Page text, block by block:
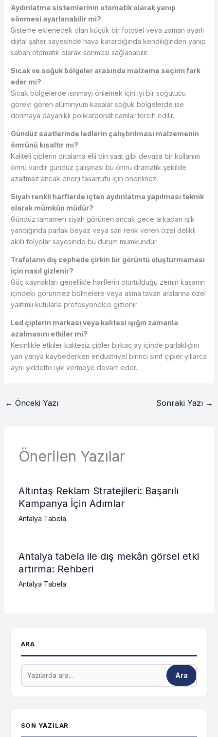
Aydınlatma sistemlerinin otomatik olarak yanıp
sönmesi ayarlanabilir mi?
Sisteme eklenecek olan küçük bir fotosel veya zaman ayarlı
dijital şalter sayesinde hava karardığında kendiliğinden yanıp
sabah otomatik olarak sönmesi sağlanabilir.
Sıcak ve soğuk bölgeler arasında malzeme seçimi fark
eder mi?
Sıcak bölgelerde ısınmayı önlemek için iyi bir soğutucu
görevi gören alüminyum kasalar soğuk bölgelerde ise
donmaya dayanıklı polikarbonat camlar tercih edilir.
Gündüz saatlerinde ledlerin çalıştırılması malzemenin
ömrünü kısaltır mı?
Kaliteli çiplerin ortalama elli bin saat gibi devasa bir kullanım
ömrü vardır gündüz çalışması bu ömrü dramatik şekilde
azaltmaz ancak enerji tasarrufu için önerilmez.
Siyah renkli harflerde içten aydınlatma yapılması teknik
olarak mümkün müdür?
Gündüz tamamen siyah görünen ancak gece arkadan ışık
yandığında parlak beyaz veya sarı renk veren özel delikli
akıllı folyolar sayesinde bu durum mümkündür.
Trafoların dış cephede çirkin bir görüntü oluşturmaması
için nasıl gizlenir?
Güç kaynakları genellikle harflerin oturtulduğu zemin kasanın
içindeki görünmez bölmelere veya asma tavan aralarına özel
yalıtımlı kutularla profesyonelce gizlenir.
Led çiplerin markası veya kalitesi ışığın zamanla
azalmasını etkiler mi?
Kesinlikle etkiler kalitesiz çipler birkaç ay içinde parlaklığını
yarı yarıya kaybederken endüstriyel birinci sınıf çipler yıllarca
aynı şiddette ışık vermeye devam eder.
← Önceki Yazı Sonraki Yazı →
Önerilen Yazılar
Altıntaş Reklam Stratejileri: Başarılı
Kampanya İçin Adımlar
Antalya Tabela
Antalya tabela ile dış mekân görsel etki
artırma: Rehberi
Antalya Tabela
ARA
Ara
SON YAZILAR